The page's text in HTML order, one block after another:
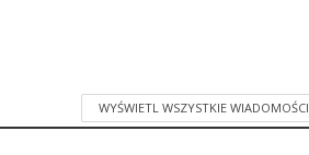
WYŚWIETL WSZYSTKIE WIADOMOŚCI